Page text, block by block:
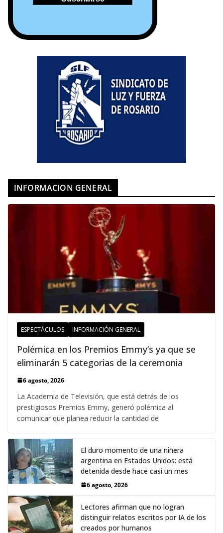
INFORMACION GENERAL
ESPECTÁCULOS INFORMACIÓN GENERAL
Polémica en los Premios Emmy‘s ya que se
eliminarán 5 categorias de la ceremonia
6 agosto, 2026
La Academia de Televisión, que está detrás de los
prestigiosos Premios Emmy, generó polémica al
comunicar que planea reducir la cantidad de
El duro momento de una niñera
argentina en Estados Unidos: está
detenida desde hace casi un mes
6 agosto, 2026
Lectores afirman que no logran
distinguir relatos escritos por IA de los
creados por humanos